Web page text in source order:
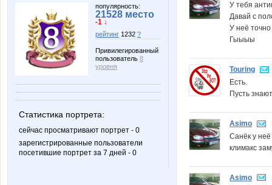
популярность:
21528 место
-1 ↓
рейтинг 1232 ?
Привилегированный
пользователь 8
уровня
Статистика портрета:
сейчас просматривают портрет - 0
зарегистрированные пользователи
посетившие портрет за 7 дней - 0
У тебя
Давай с
У неё точно
Гыыыы
Touring
Есть.
Пусть
Asimo
Санёк у
климакс
Asimo